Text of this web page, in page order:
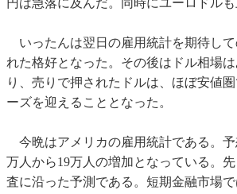
円は急落に及んだ。同時にユーロドルも
いったんは翌日の雇用統計を期待し
れた格好となった。その後はドル相場
り、売りで押されたドルは、ほぼ安値
ーズを迎えることとなった。
今晩はアメリカの雇用統計である。
万人から19万人の増加となっている。
査に沿った予測である。短期金融市場